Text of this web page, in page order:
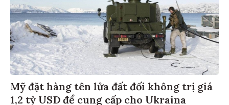
Mỹ đặt hàng tên lửa đất đối không trị giá
1,2 tỷ USD để cung cấp cho Ukraina